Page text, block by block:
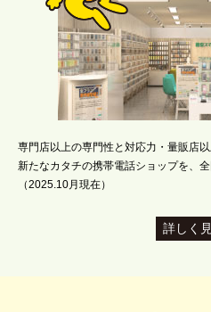
専門店以上の専門性と対応力・量販店
新たなカタチの携帯電話ショップを、
（2025.10月現在）
詳しく